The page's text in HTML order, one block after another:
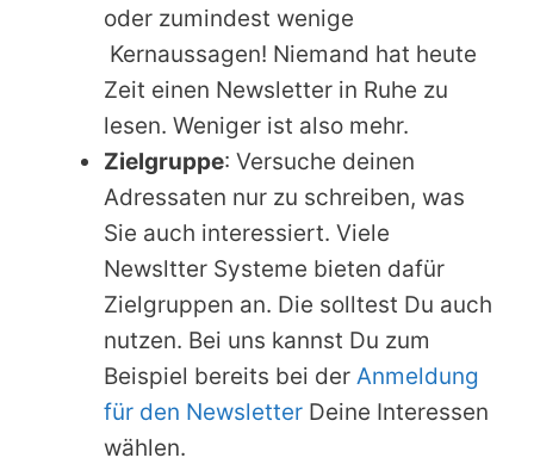
oder zumindest wenige
Kernaussagen! Niemand hat heute
Zeit einen Newsletter in Ruhe zu
lesen. Weniger ist also mehr.
Zielgruppe: Versuche deinen
Adressaten nur zu schreiben, was
Sie auch interessiert. Viele
Newsltter Systeme bieten dafür
Zielgruppen an. Die solltest Du auch
nutzen. Bei uns kannst Du zum
Beispiel bereits bei der Anmeldung
für den Newsletter Deine Interessen
wählen.